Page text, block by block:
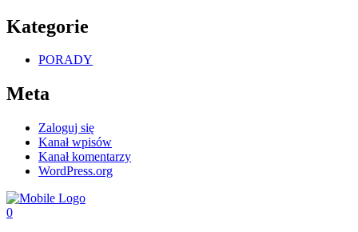
Kategorie
PORADY
Meta
Zaloguj się
Kanał wpisów
Kanał komentarzy
WordPress.org
0